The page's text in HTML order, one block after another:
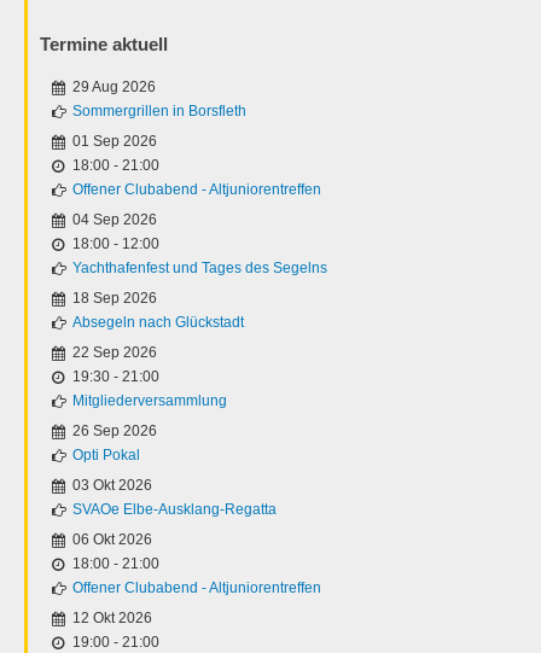
Termine aktuell
29 Aug 2026
Sommergrillen in Borsfleth
01 Sep 2026
18:00 - 21:00
Offener Clubabend - Altjuniorentreffen
04 Sep 2026
18:00 - 12:00
Yachthafenfest und Tages des Segelns
18 Sep 2026
Absegeln nach Glückstadt
22 Sep 2026
19:30 - 21:00
Mitgliederversammlung
26 Sep 2026
Opti Pokal
03 Okt 2026
SVAOe Elbe-Ausklang-Regatta
06 Okt 2026
18:00 - 21:00
Offener Clubabend - Altjuniorentreffen
12 Okt 2026
19:00 - 21:00